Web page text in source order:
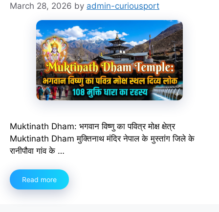
March 28, 2026 by admin-curiousport
Muktinath Dham: भगवान विष्णु का पवित्र मोक्ष क्षेत्र
Muktinath Dham मुक्तिनाथ मंदिर नेपाल के मुस्तांग जिले के
रानीपौवा गांव के …
Read more